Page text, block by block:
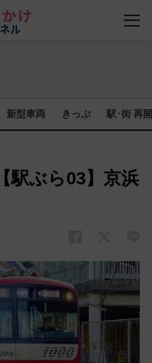
新型車両 きっぷ 駅･街 再
駅ぶら03】京浜